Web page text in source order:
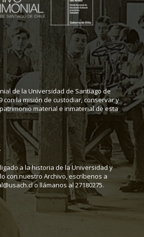
de la Universidad de Santiago de
con la misión de custodiar, conservar y
material e inmaterial de esta
a la historia de la Universidad y
con nuestro Archivo, escríbenos a
o llámanos al 27180275.